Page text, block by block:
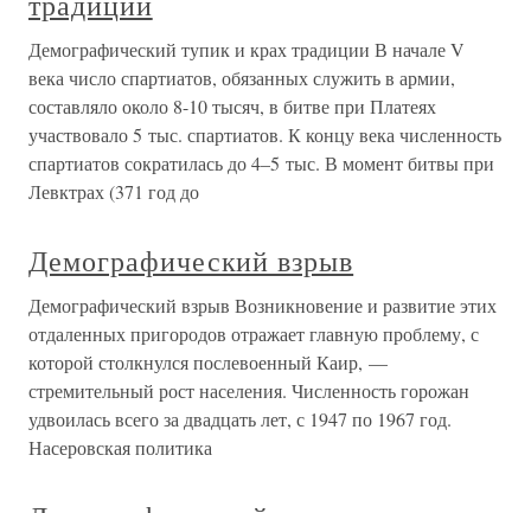
Демографический тупик и крах традиции В начале V
века число спартиатов, обязанных служить в армии,
составляло около 8-10 тысяч, в битве при Платеях
участвовало 5 тыс. спартиатов. К концу века численность
спартиатов сократилась до 4–5 тыс. В момент битвы при
Левктрах (371 год до
Демографический взрыв
Демографический взрыв Возникновение и развитие этих
отдаленных пригородов отражает главную проблему, с
которой столкнулся послевоенный Каир, —
стремительный рост населения. Численность горожан
удвоилась всего за двадцать лет, с 1947 по 1967 год.
Насеровская политика